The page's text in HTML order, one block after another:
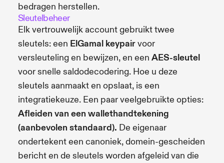
bedragen herstellen.
Sleutelbeheer
Elk vertrouwelijk account gebruikt twee
sleutels: een ElGamal keypairvoor
versleuteling en bewijzen, en een AES-sleutel
voor snelle saldodecodering. Hoe u deze
sleutels aanmaakt en opslaat, is een
integratiekeuze. Een paar veelgebruikte opties:
Afleiden van een wallethandtekening
(aanbevolen standaard). De eigenaar
ondertekent een canoniek, domein-gescheiden
bericht en de sleutels worden afgeleid van die